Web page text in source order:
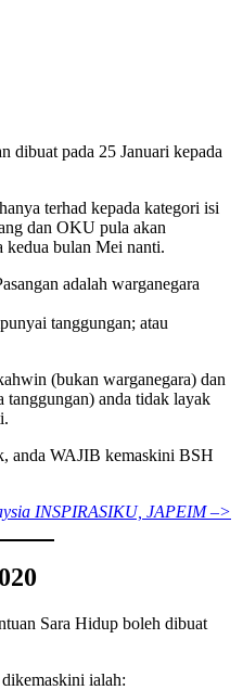
dibuat pada 25 Januari kepada
terhad kepada kategori isi
dan OKU pula akan
kedua bulan Mei nanti.
adalah warganegara
tanggungan; atau
(bukan warganegara) dan
anda tidak layak
anda WAJIB kemaskini BSH
INSPIRASIKU, JAPEIM –>
Sara Hidup boleh dibuat
ialah: